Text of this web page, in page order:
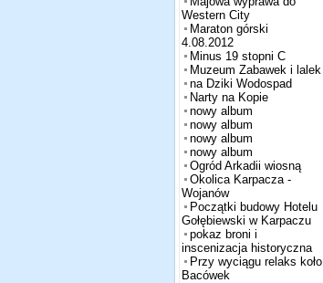
Western City
Maraton górski
4.08.2012
Minus 19 stopni C
Muzeum Zabawek i lalek
na Dziki Wodospad
Narty na Kopie
nowy album
nowy album
nowy album
nowy album
Ogród Arkadii wiosną
Okolica Karpacza -
Wojanów
Początki budowy Hotelu
Gołębiewski w Karpaczu
pokaz broni i
inscenizacja historyczna
Przy wyciągu relaks koło
Bacówek